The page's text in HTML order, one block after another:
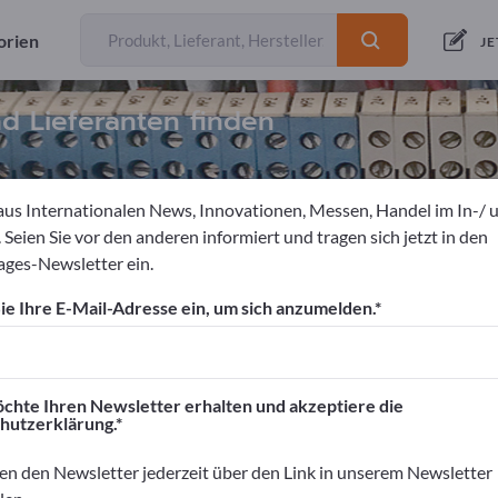
Lieferanten finden
hier starten
und Ihre Produkte auf
hier veröffentlichen
Internationalen News, Innovationen, Messen, Handel im In-/
Seien Sie vor den anderen informiert und tragen sich jetzt in den
Newsletter ein.
Ihre E-Mail-Adresse ein, um sich anzumelden.
Ihren Newsletter erhalten und akzeptiere die
den Newsletter jederzeit über den Link in unserem Newsletter